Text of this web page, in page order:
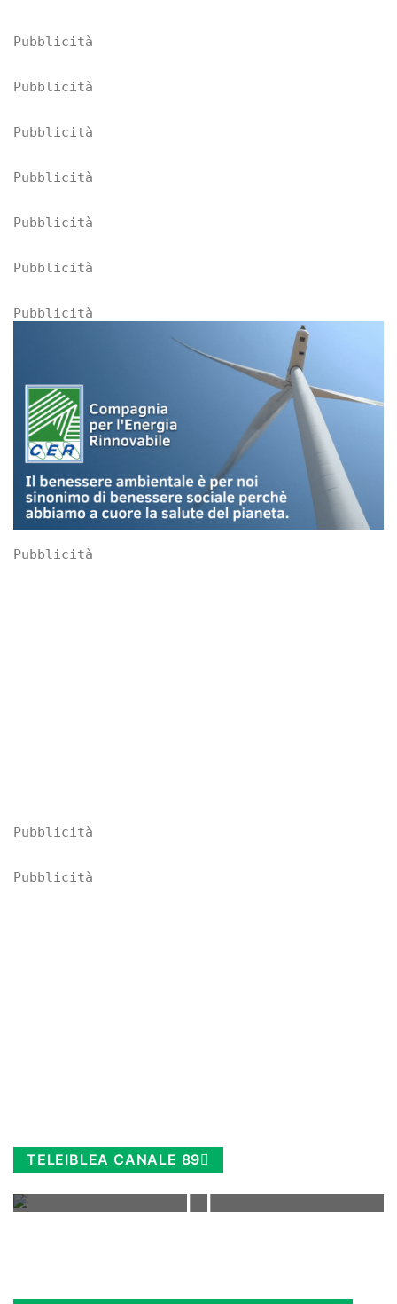
Pubblicità
Pubblicità
Pubblicità
Pubblicità
Pubblicità
Pubblicità
Pubblicità
Pubblicità
Pubblicità
Pubblicità
TELEIBLEA CANALE 89